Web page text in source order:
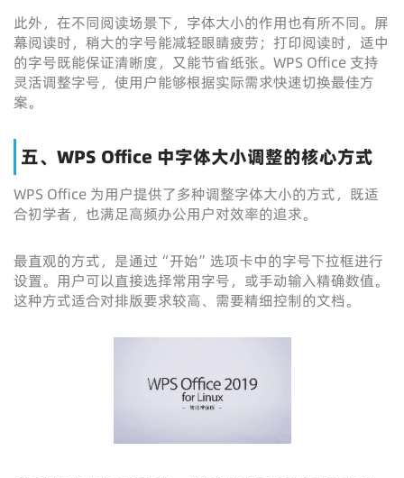
此外，在不同阅读场景下，字体大小的作用也有所不同。屏
幕阅读时，稍大的字号能减轻眼睛疲劳；打印阅读时，适中
的字号既能保证清晰度，又能节省纸张。WPS Office 支持
灵活调整字号，使用户能够根据实际需求快速切换最佳方
案。
五、WPS Office 中字体大小调整的核心方式
WPS Office 为用户提供了多种调整字体大小的方式，既适
合初学者，也满足高频办公用户对效率的追求。
最直观的方式，是通过“开始”选项卡中的字号下拉框进行
设置。用户可以直接选择常用字号，或手动输入精确数值。
这种方式适合对排版要求较高、需要精细控制的文档。